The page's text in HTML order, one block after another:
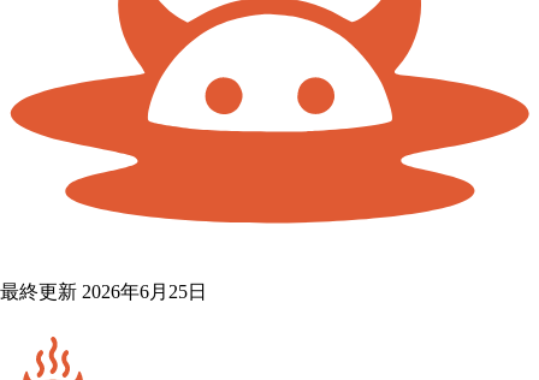
最終更新 2026年6月25日